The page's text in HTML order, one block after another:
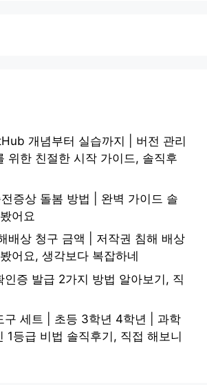
개념부터 실습까지 | 버전 관리
위한 친절한 시작 가이드, 솔직후
증상 돌봄 방법 | 완벽 가이드 솔
어요
배상 청구 금액 | 저작권 침해 배상
어요, 생각보다 복잡하네
인증 발급 2가지 방법 알아보기, 직
구 세트 | 초등 3학년 4학년 | 과학
1등급 비법 솔직후기, 직접 해보니